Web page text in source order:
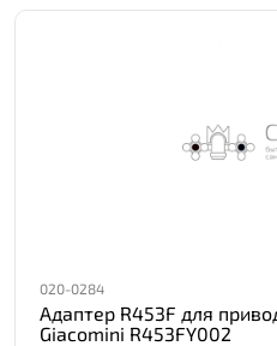
020-0284
Адаптер R453F для
Giacomini R453FY002